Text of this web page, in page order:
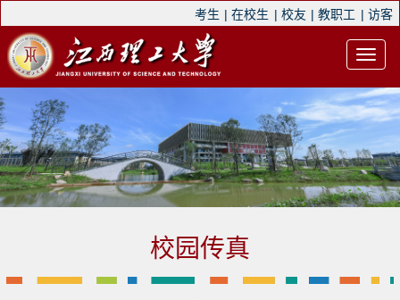
考生 | 在校生 | 校友 | 教职工 | 访客
校园传真